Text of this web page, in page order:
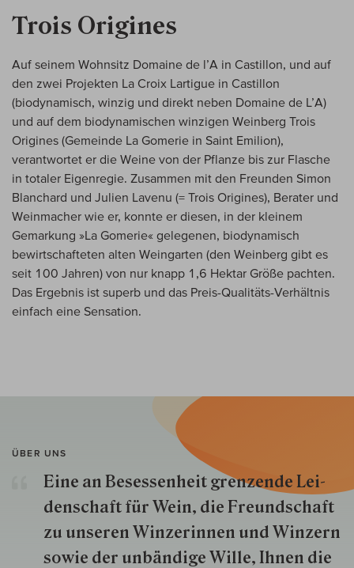
Trois Origines
Auf seinem Wohnsitz Domaine de l’A in Castillon, und auf
den zwei Projekten La Croix Lartigue in Castillon
(biodynamisch, winzig und direkt neben Domaine de L’A)
und auf dem biodynamischen winzigen Weinberg Trois
Origines (Gemeinde La Gomerie in Saint Emilion),
verantwortet er die Weine von der Pflanze bis zur Flasche
in totaler Eigenregie. Zusammen mit den Freunden Simon
Blanchard und Julien Lavenu (= Trois Origines), Berater und
Weinmacher wie er, konnte er diesen, in der kleinem
Gemarkung »La Gomerie« gelegenen, biodynamisch
bewirtschafteten alten Weingarten (den Weinberg gibt es
seit 100 Jahren) von nur knapp 1,6 Hektar Größe pachten.
Das Ergebnis ist superb und das Preis-Qualitäts-Verhältnis
einfach eine Sensation.
ÜBER UNS
Eine an Besessenheit gren­zende Lei­
den­schaft für Wein, die Freund­schaft
zu unseren Win­zer­innen und Win­zern
so­wie der un­bän­dige Wille, Ihnen die